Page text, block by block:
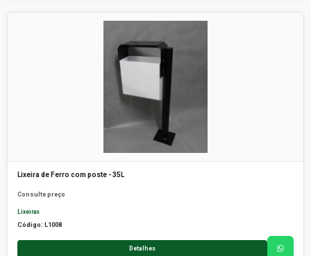
Lixeira de Ferro com poste - 35L
Consulte preço
Lixeiras
Código: L1008
Detalhes